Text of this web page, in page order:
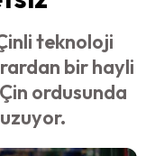
teknoloji
bir hayli
ordusunda